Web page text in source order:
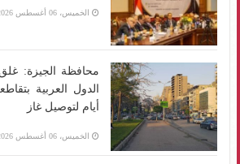
الخميس، 06 أغسطس 2026 10:56 م
محافظة الجيزة:
أيام لتوصيل غاز
الخميس، 06 أغسطس 2026 10:53 م